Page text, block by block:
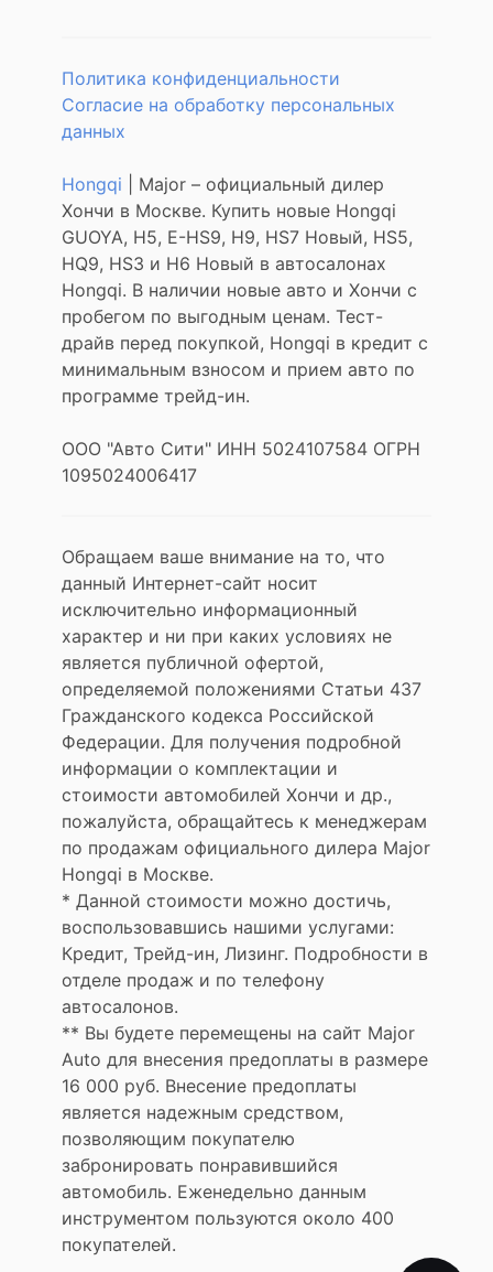
Политика конфиденциальности
Согласие на обработку персональных
данных
Hongqi | Major – официальный дилер
Хончи в Москве. Купить новые Hongqi
GUOYA, H5, E-HS9, H9, HS7 Новый, HS5,
HQ9, HS3 и H6 Новый в автосалонах
Hongqi. В наличии новые авто и Хончи с
пробегом по выгодным ценам. Тест-
драйв перед покупкой, Hongqi в кредит с
минимальным взносом и прием авто по
программе трейд-ин.
ООО "Авто Сити" ИНН 5024107584 ОГРН
1095024006417
Обращаем ваше внимание на то, что
данный Интернет-сайт носит
исключительно информационный
характер и ни при каких условиях не
является публичной офертой,
определяемой положениями Статьи 437
Гражданского кодекса Российской
Федерации. Для получения подробной
информации о комплектации и
стоимости автомобилей Хончи и др.,
пожалуйста, обращайтесь к менеджерам
по продажам официального дилера Major
Hongqi в Москве.
* Данной стоимости можно достичь,
воспользовавшись нашими услугами:
Кредит, Трейд-ин, Лизинг. Подробности в
отделе продаж и по телефону
автосалонов.
** Вы будете перемещены на сайт Major
Auto для внесения предоплаты в размере
16 000 руб. Внесение предоплаты
является надежным средством,
позволяющим покупателю
забронировать понравившийся
автомобиль. Еженедельно данным
инструментом пользуются около 400
покупателей.